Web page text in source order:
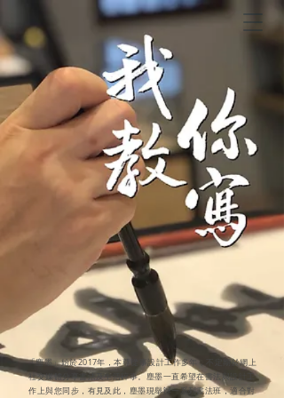
「塵墨」始於2017年，本尊從事設計工作多年，不定期於網上
社交媒體分享書法及生活碎事。塵墨一直希望在書法與設計工
作上與您同步，有見及此，塵墨現舉辦一系列書法班，適合對